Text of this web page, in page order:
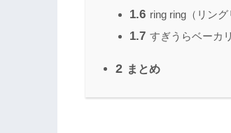
1.6 ring ring（リング
1.7 すぎうらベーカ
2 まとめ